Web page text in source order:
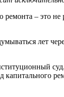
– это
лет